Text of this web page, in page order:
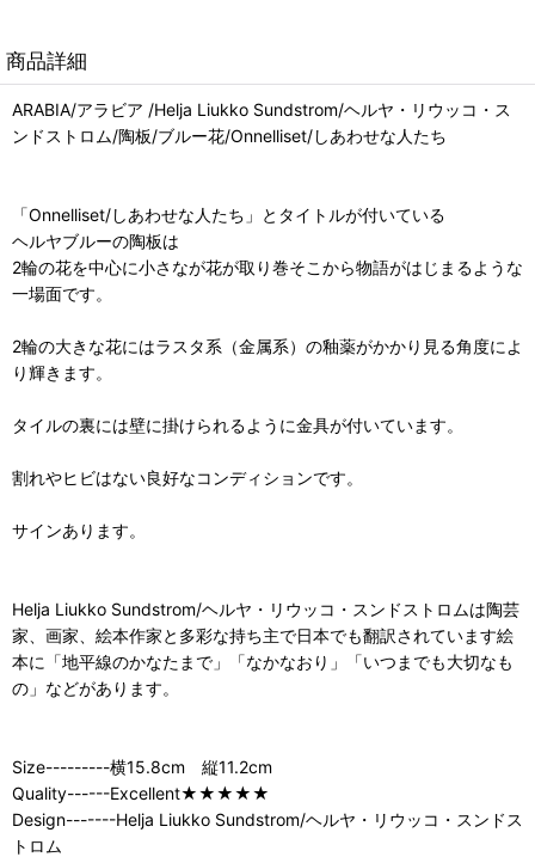
商品詳細
ARABIA/アラビア /Helja Liukko Sundstrom/ヘルヤ・リウッコ・ス
ンドストロム/陶板/ブルー花/Onnelliset/しあわせな人たち
「Onnelliset/しあわせな人たち」とタイトルが付いている
ヘルヤブルーの陶板は
2輪の花を中心に小さなが花が取り巻そこから物語がはじまるような
一場面です。
2輪の大きな花にはラスタ系（金属系）の釉薬がかかり見る角度によ
り輝きます。
タイルの裏には壁に掛けられるように金具が付いています。
割れやヒビはない良好なコンディションです。
サインあります。
Helja Liukko Sundstrom/ヘルヤ・リウッコ・スンドストロムは陶芸
家、画家、絵本作家と多彩な持ち主で日本でも翻訳されています絵
本に「地平線のかなたまで」「なかなおり」「いつまでも大切なも
の」などがあります。
Size---------横15.8cm 縦11.2cm
Quality------Excellent★★★★★
Design-------Helja Liukko Sundstrom/ヘルヤ・リウッコ・スンドス
トロム